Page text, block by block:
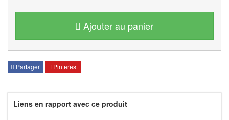
Ajouter au panier
Partager Pinterest
Liens en rapport avec ce produit